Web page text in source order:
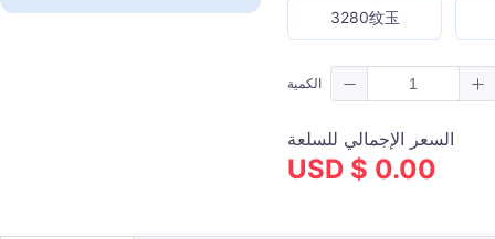
3280纹玉
الكمية
السعر الإجمالي للسلعة
USD $ 0.00